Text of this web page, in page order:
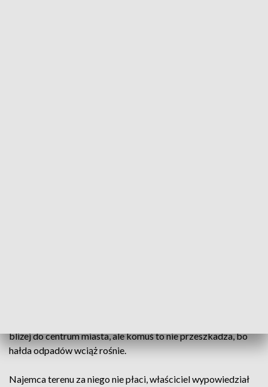
bliżej do centrum miasta, ale komuś to nie przeszkadza, bo
hałda odpadów wciąż rośnie.
Najemca terenu za niego nie płaci, właściciel wypowiedział